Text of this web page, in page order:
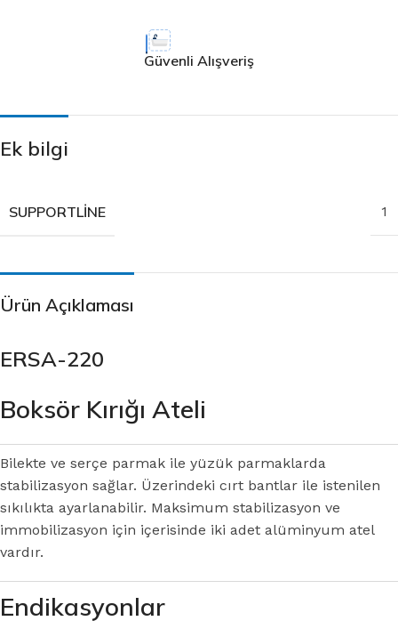
Güvenli Alışveriş
Ek bilgi
SUPPORTLINE 1
Ürün Açıklaması
ERSA-220
Boksör Kırığı Ateli
Bilekte ve serçe parmak ile yüzük parmaklarda
stabilizasyon sağlar. Üzerindeki cırt bantlar ile istenilen
sıkılıkta ayarlanabilir. Maksimum stabilizasyon ve
immobilizasyon için içerisinde iki adet alüminyum atel
vardır.
Endikasyonlar